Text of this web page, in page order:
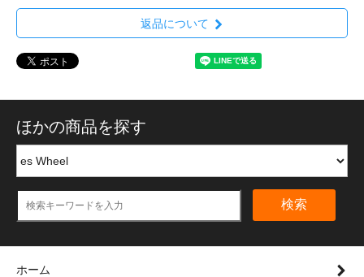
返品について
ほかの商品を探す
検索
ホーム